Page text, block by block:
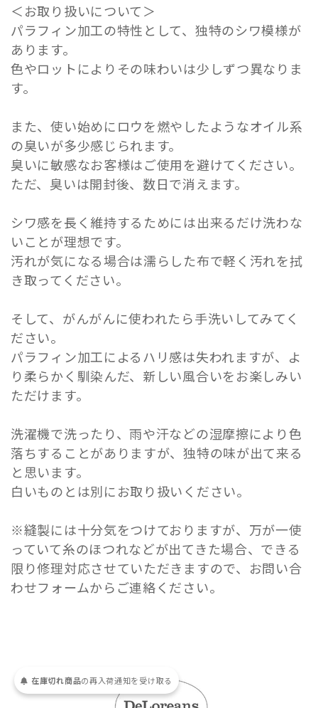
＜お取り扱いについて＞
パラフィン加工の特性として、独特のシワ模様が
あります。
色やロットによりその味わいは少しずつ異なりま
す。
また、使い始めにロウを燃やしたようなオイル系
の臭いが多少感じられます。
臭いに敏感なお客様はご使用を避けてください。
ただ、臭いは開封後、数日で消えます。
シワ感を長く維持するためには出来るだけ洗わな
いことが理想です。
汚れが気になる場合は濡らした布で軽く汚れを拭
き取ってください。
そして、がんがんに使われたら手洗いしてみてく
ださい。
パラフィン加工によるハリ感は失われますが、よ
り柔らかく馴染んだ、新しい風合いをお楽しみい
ただけます。
洗濯機で洗ったり、雨や汗などの湿摩擦により色
落ちすることがありますが、独特の味が出て来る
と思います。
白いものとは別にお取り扱いください。
※縫製には十分気をつけておりますが、万が一使
っていて糸のほつれなどが出てきた場合、できる
限り修理対応させていただきますので、お問い合
わせフォームからご連絡ください。
在庫切れ商品の再入荷通知を受け取る